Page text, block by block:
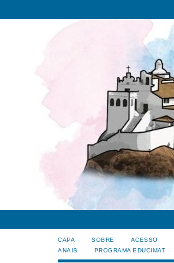
CAPA SOBRE ACESSO
ANAIS
PROGRAMA EDUCIMAT